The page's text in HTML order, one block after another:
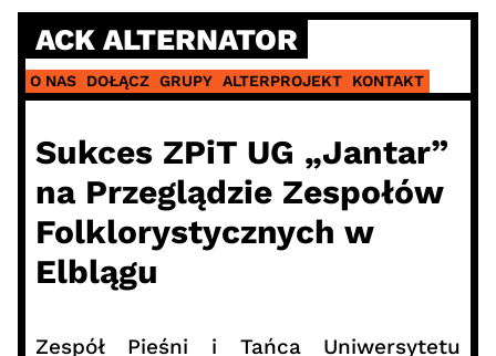
Skip
content
ACK ALTERNATOR
O NAS DOŁĄCZ GRUPY ALTERPROJEKT KONTAKT
Sukces ZPiT UG „Jantar”
na Przeglądzie Zespołów
Folklorystycznych w
Elblągu
Zespół Pieśni i Tańca Uniwersytetu